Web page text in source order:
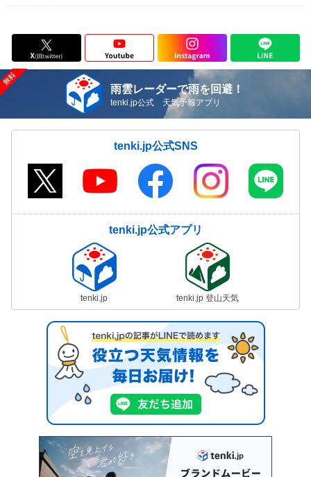
雨雲レーダーで雨を回避！
tenki.jp公式 天気予報アプリ
tenki.jp公式SNS
tenki.jp公式アプリ
tenki.jp tenki.jp 登山天気